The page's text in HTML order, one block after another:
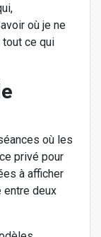
où je ne
ce qui
où les
privé pour
à afficher
entre deux